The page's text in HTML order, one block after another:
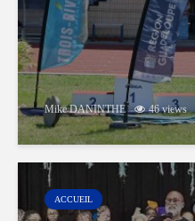
Mike DANINTHE 46 views
ACCUEIL